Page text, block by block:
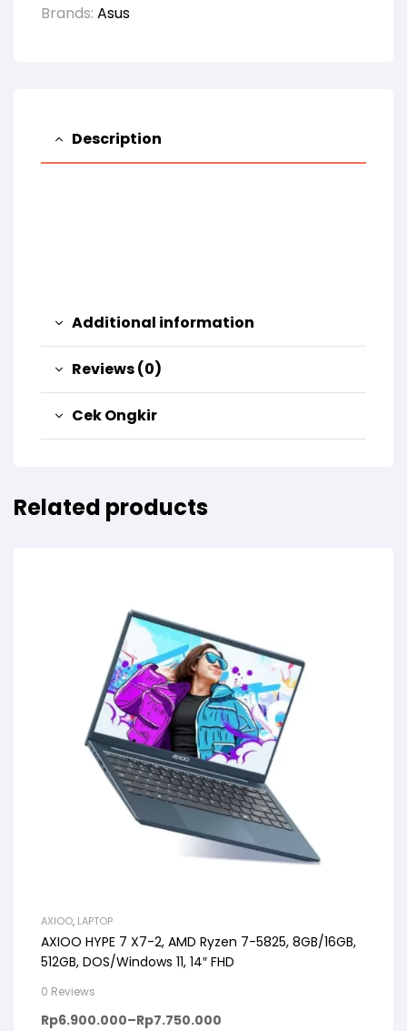
Brands: Asus
Description
Additional information
Reviews (0)
Cek Ongkir
Related products
AXIOO, LAPTOP
AXIOO HYPE 7 X7-2, AMD Ryzen 7-5825, 8GB/16GB,
512GB, DOS/Windows 11, 14″ FHD
0 Reviews
Rp6.900.000–Rp7.750.000